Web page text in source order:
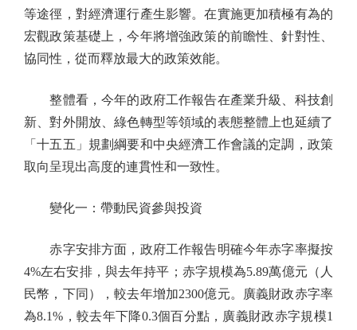
等途徑，對經濟運行產生影響。在實施更加積極有為的
宏觀政策基礎上，今年將增強政策的前瞻性、針對性、
協同性，從而釋放最大的政策效能。
整體看，今年的政府工作報告在產業升級、科技創
新、對外開放、綠色轉型等領域的表態整體上也延續了
「十五五」規劃綱要和中央經濟工作會議的定調，政策
取向呈現出高度的連貫性和一致性。
變化一：帶動民資參與投資
赤字安排方面，政府工作報告明確今年赤字率擬按
4%左右安排，與去年持平；赤字規模為5.89萬億元（人
民幣，下同），較去年增加2300億元。廣義財政赤字率
為8.1%，較去年下降0.3個百分點，廣義財政赤字規模1